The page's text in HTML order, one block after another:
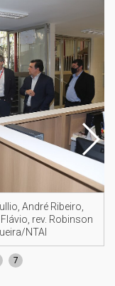
André Ribeiro,
rev. Robinson
NTAI
7